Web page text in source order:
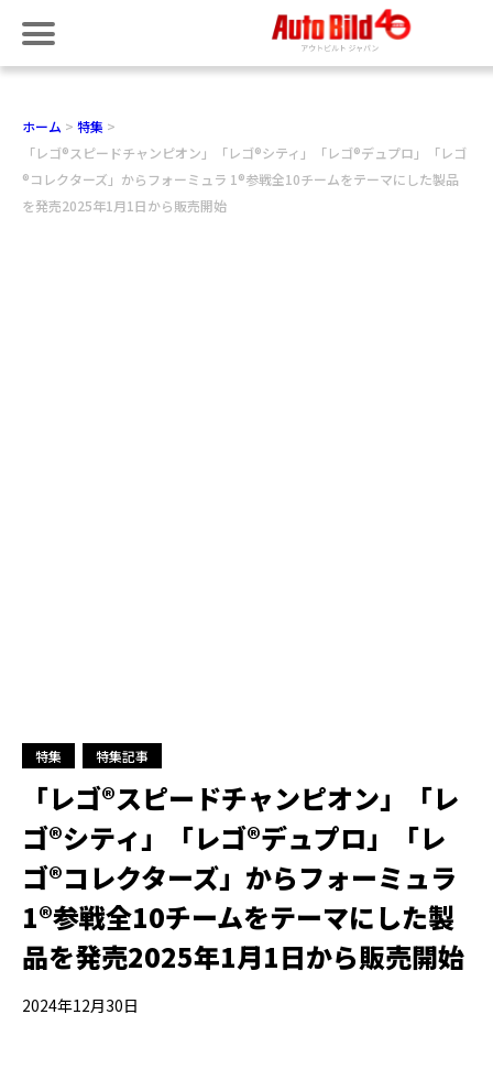
ホーム
特集
「レゴ®スピードチャンピオン」「レゴ®シティ」「レゴ®デュプロ」「レゴ
®コレクターズ」からフォーミュラ 1®参戦全10チームをテーマにした製品
を発売2025年1月1日から販売開始
特集 特集記事
「レゴ®スピードチャンピオン」「レ
ゴ®シティ」「レゴ®デュプロ」「レ
ゴ®コレクターズ」からフォーミュラ
1®参戦全10チームをテーマにした製
品を発売2025年1月1日から販売開始
2024年12月30日